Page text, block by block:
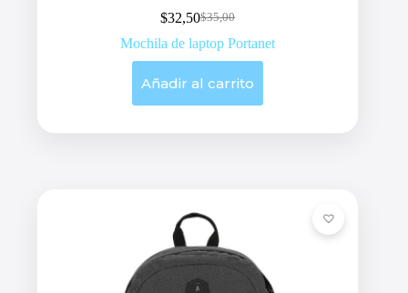
$35,00
Original
price
$32,50Current
price
Mochila de laptop Portanet
Añadir al carrito